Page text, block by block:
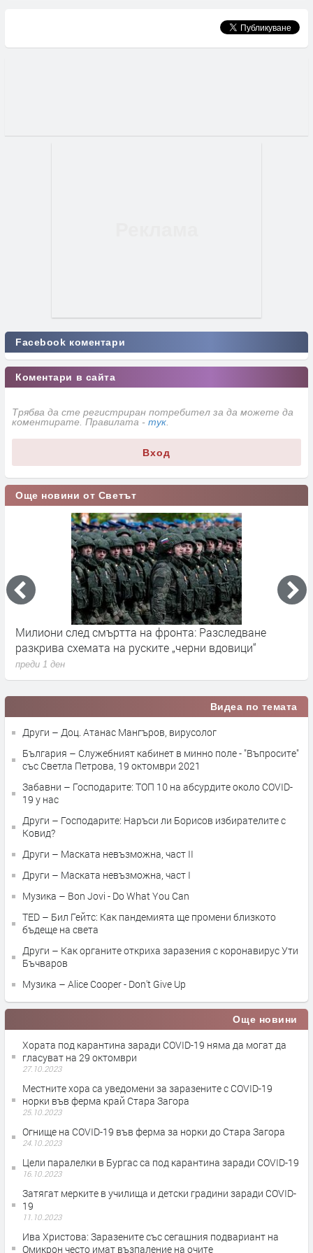
Facebook коментари
Коментари в сайта
Трябва да сте регистриран потребител за да можете да
коментирате. Правилата - тук
Вход
Още новини от Светът
Милиони след смъртта на фронта: Разследване
разкрива схемата на руските „черни вдовици“
преди 1 ден
Видеа по темата
Други – Доц. Атанас Мангъров, вирусолог
България – Служебният кабинет в минно поле - "Въпросите"
със Светла Петрова, 19 октомври 2021
Забавни – Господарите: ТОП 10 на абсурдите около COVID-
19 у нас
Други – Господарите: Наръси ли Борисов избирателите с
Ковид?
Други – Маската невъзможна, част II
Други – Маската невъзможна, част I
Музика – Bon Jovi - Do What You Can
TED – Бил Гейтс: Как пандемията ще промени близкото
бъдеще на света
Други – Как органите откриха заразения с коронавирус Ути
Бъчваров
Музика – Alice Cooper - Don't Give Up
Още новини
Хората под карантина заради COVID-19 няма да могат да
гласуват на 29 октомври
27.10.2023
Местните хора са уведомени за заразените с COVID-19
норки във ферма край Стара Загора
25.10.2023
Огнище на COVID-19 във ферма за норки до Стара Загора
24.10.2023
Цели паралелки в Бургас са под карантина заради COVID-19
16.10.2023
Затягат мерките в училища и детски градини заради COVID-
19
11.10.2023
Ива Христова: Заразените със сегашния подвариант на
Омикрон често имат възпаление на очите